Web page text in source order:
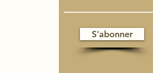
S'abonner